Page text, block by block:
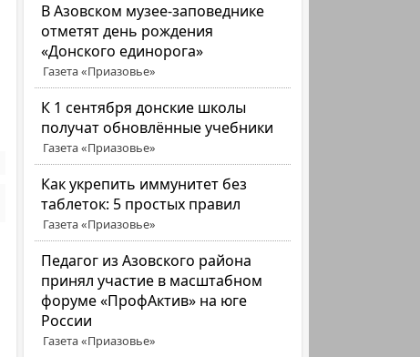
В Азовском музее-заповеднике
отметят день рождения
«Донского единорога»
Газета «Приазовье»
К 1 сентября донские школы
получат обновлённые учебники
Газета «Приазовье»
Как укрепить иммунитет без
таблеток: 5 простых правил
Газета «Приазовье»
Педагог из Азовского района
принял участие в масштабном
форуме «ПрофАктив» на юге
России
Газета «Приазовье»